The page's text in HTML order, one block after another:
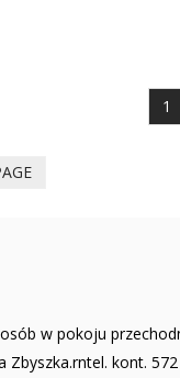
1
w pokoju
Zbyszka.rntel. kont.